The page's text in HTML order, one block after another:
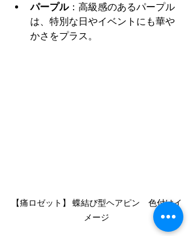
パープル：高級感のあるパープル
は、特別な日やイベントにも華や
かさをプラス。
【痛ロゼット】 蝶結び型ヘアピン　色付けイ
メージ